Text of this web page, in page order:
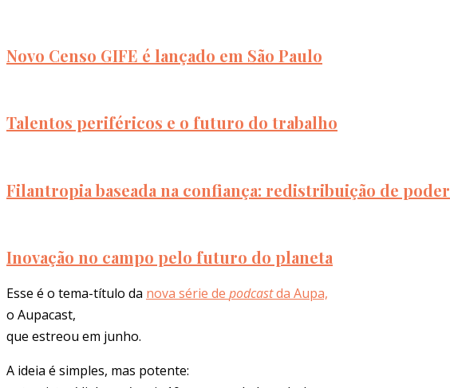
Novo Censo GIFE é lançado em São Paulo
Talentos periféricos e o futuro do trabalho
Filantropia baseada na confiança: redistribuição de poder
Inovação no campo pelo futuro do planeta
Esse é o tema-título da nova série de podcastda Aupa,
o Aupacast,
que estreou em junho.
A ideia é simples, mas potente: